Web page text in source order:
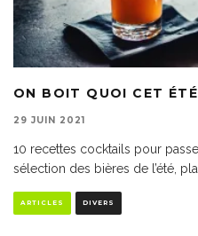
ON BOIT QUOI CET
29 JUIN 2021
10 recettes cocktails pour
sélection des bières de l’été,
ARTICLES DIVERS